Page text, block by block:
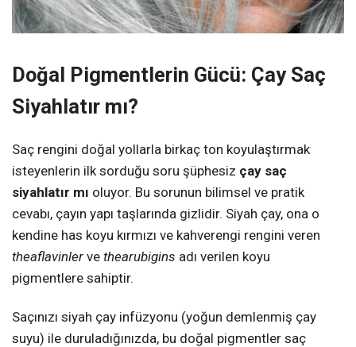
Doğal Pigmentlerin Gücü: Çay Saç
Siyahlatır mı?
Saç rengini doğal yollarla birkaç ton koyulaştırmak
isteyenlerin ilk sorduğu soru şüphesiz çay saç
siyahlatır mı oluyor. Bu sorunun bilimsel ve pratik
cevabı, çayın yapı taşlarında gizlidir. Siyah çay, ona o
kendine has koyu kırmızı ve kahverengi rengini veren
theaflavinler ve thearubigins adı verilen koyu
pigmentlere sahiptir.
Saçınızı siyah çay infüzyonu (yoğun demlenmiş çay
suyu) ile duruladığınızda, bu doğal pigmentler saç